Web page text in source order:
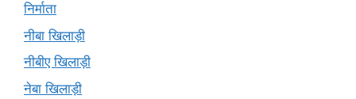
निर्माता
नीबा खिलाड़ी
नीबीए खिलाड़ी
नेबा खिलाड़ी